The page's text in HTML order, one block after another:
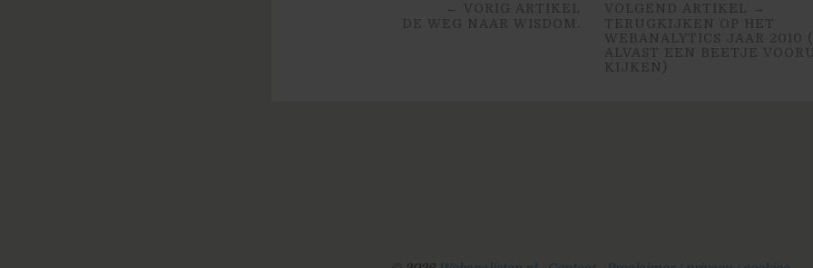
VOLGEND ARTIKEL →
TERUGKIJKEN OP HET
WEBANALYTICS JAAR 2010
ALVAST EEN BEETJE
KIJKEN)
← VORIG ARTIKEL
DE WEG NAAR WISDOM.